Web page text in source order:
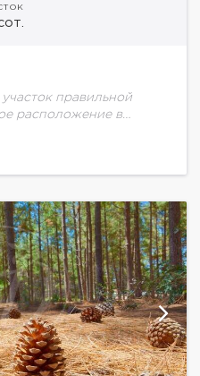
правильной
расположение в
территории